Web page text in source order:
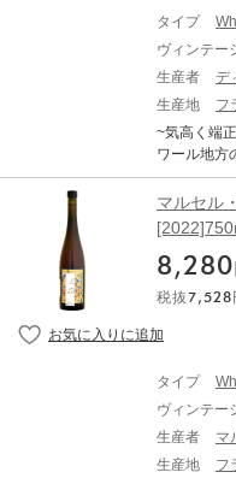
僧によっ
その後フラ
り、長年ベ
シュ家は、
め、1981年
営するの
に引継ぎ
みで、33ha
中腹及び上
ワインに力
間に輻射熱
0%手摘み
収穫を行う
リートタン
トラクチャ
ンラッシェ
タイプ
ヴィンテー
生産者
デ
生産地
フ
~気高く端
ワール地方
生産者とし
子のベンジ
葡萄の成熟
ワールをし
サン・タン
み出され
岩塩のアロ
ます。余韻
ルクの状態
マルセル
8,280
税抜7,528
タイプ
ヴィンテー
生産者
マ
生産地
フ